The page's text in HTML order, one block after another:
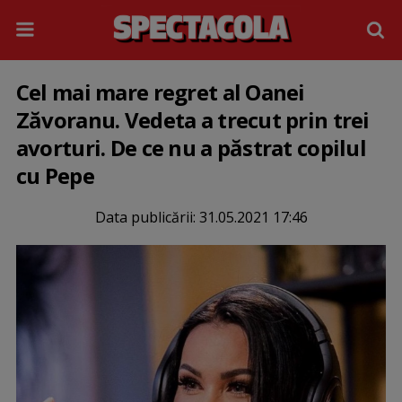
Cel mai mare regret al Oanei
Zăvoranu. Vedeta a trecut prin trei
avorturi. De ce nu a păstrat copilul
cu Pepe
Data publicării: 31.05.2021 17:46